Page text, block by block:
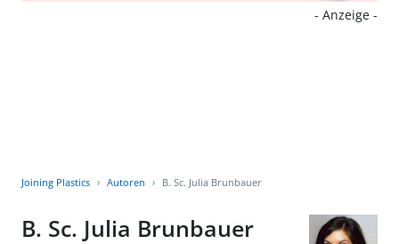
- Anzeige -
Joining Plastics Autoren B. Sc. Julia Brunbauer
B. Sc. Julia Brunbauer